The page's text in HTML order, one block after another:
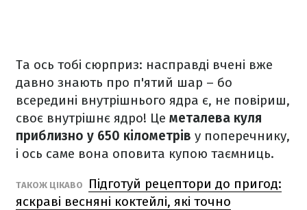
Та ось тобі сюрприз: насправді вчені вже
давно знають про п'ятий шар – бо
всередині внутрішнього ядра є, не повіриш,
своє внутрішнє ядро! Це металева куля
приблизно у 650 кілометрів у поперечнику,
і ось саме вона оповита купою таємниць.
ТАКОЖ ЦІКАВО
Підготуй рецептори до пригод:
яскраві весняні коктейлі, які точно